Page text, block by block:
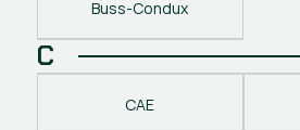
Buss-Condux
C
CAE